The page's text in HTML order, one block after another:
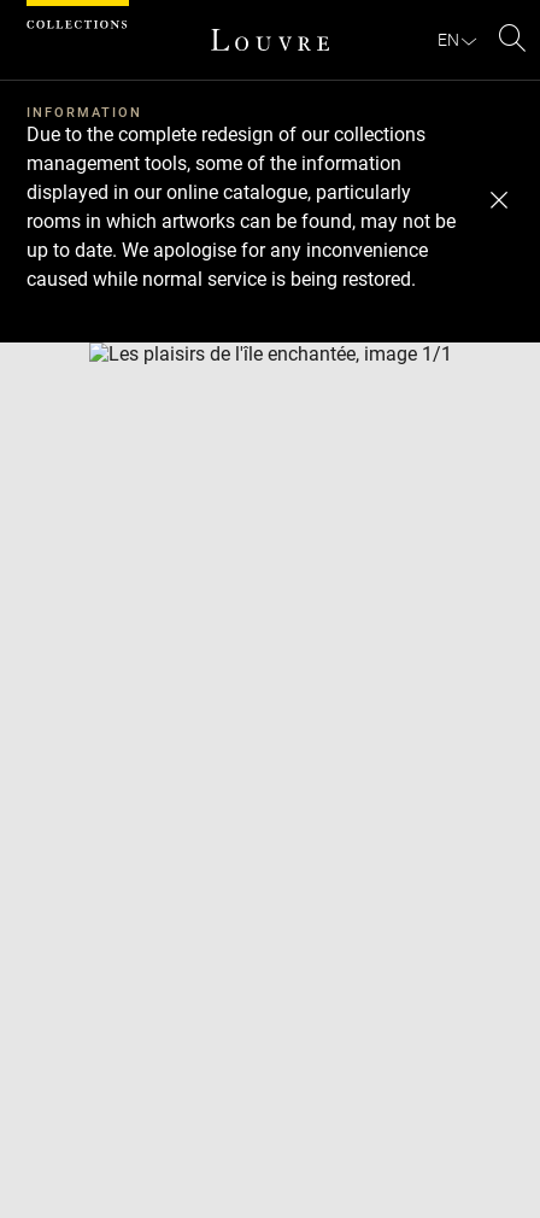
EN
INFORMATION
Due to the complete redesign of our collections
management tools, some of the information
displayed in our online catalogue, particularly
rooms in which artworks can be found, may not be
up to date. We apologise for any inconvenience
caused while normal service is being restored.
Download
Next
Previous
Cookies management panel